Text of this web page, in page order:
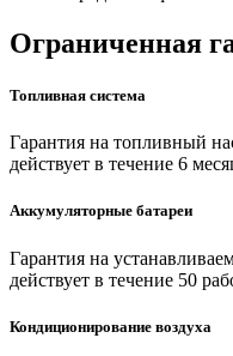
Ограниченная
Топливная система
Гарантия на топливный
действует в течение 6
Аккумуляторные батареи
Гарантия на
действует в течение 50
Кондиционирование воздуха